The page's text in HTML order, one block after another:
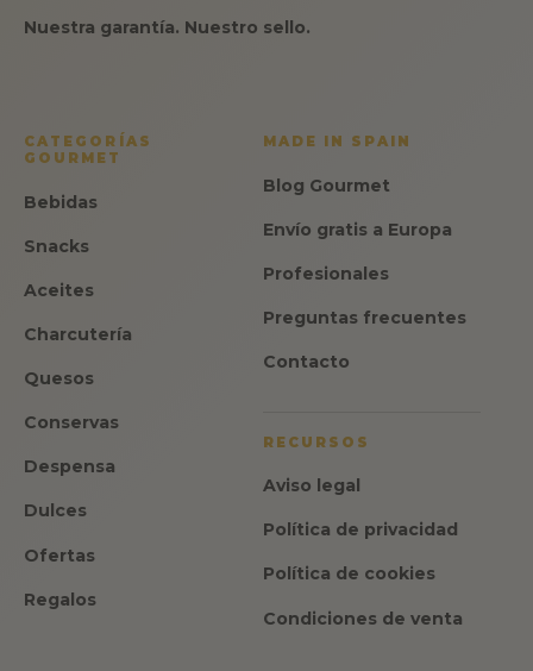
Nuestra garantía. Nuestro sello.
CATEGORÍAS
GOURMET
Bebidas
Snacks
Aceites
Charcutería
Quesos
Conservas
Despensa
Dulces
Ofertas
Regalos
MADE IN SPAIN
Blog Gourmet
Envío gratis a Europa
Profesionales
Preguntas frecuentes
Contacto
RECURSOS
Aviso legal
Política de privacidad
Política de cookies
Condiciones de venta